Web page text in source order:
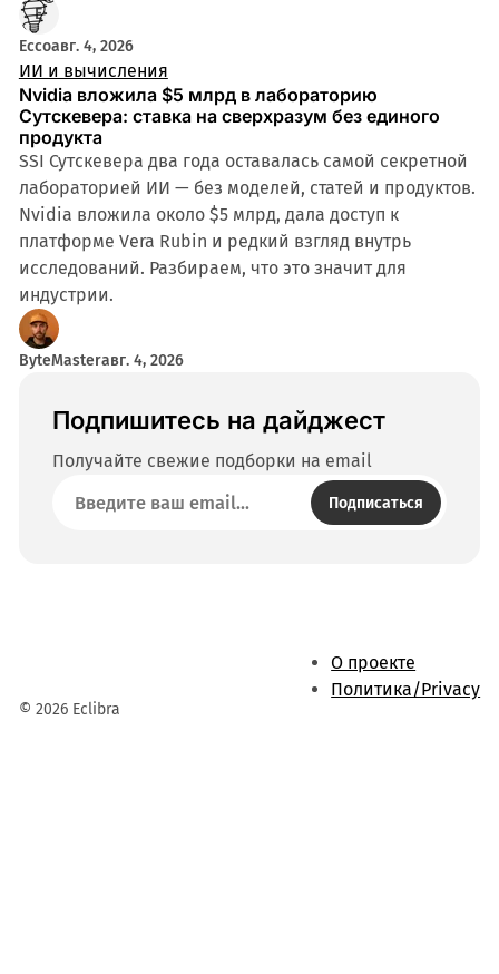
Eccoавг. 4, 2026
ИИ и вычисления
Nvidia вложила $5 млрд в лабораторию
Сутскевера: ставка на сверхразум без единого
продукта
SSI Сутскевера два года оставалась самой секретной
лабораторией ИИ — без моделей, статей и продуктов.
Nvidia вложила около $5 млрд, дала доступ к
платформе Vera Rubin и редкий взгляд внутрь
исследований. Разбираем, что это значит для
индустрии.
ByteMasterавг. 4, 2026
Подпишитесь на дайджест
Получайте свежие подборки на email
Подписаться
© 2026 Eclibra
О проекте
Политика/Privacy